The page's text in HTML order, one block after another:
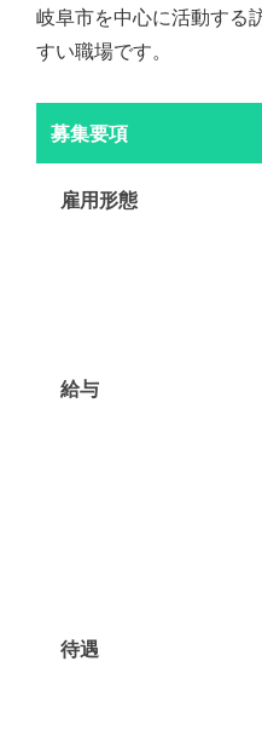
岐阜市を中心に活動する
すい職場です。
募集要項
雇用形態
給与
待遇